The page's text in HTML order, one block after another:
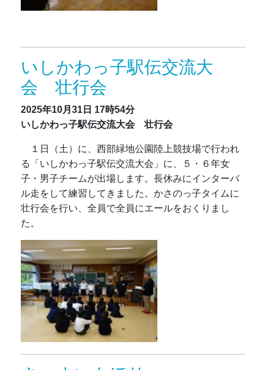
いしかわっ子駅伝交流大
会 壮行会
2025年10月31日 17時54分
いしかわっ子駅伝交流大会 壮行会
１日（土）に、西部緑地公園陸上競技場で行われ
る「いしかわっ子駅伝交流大会」に、５・６年女
子・男子チームが出場します。長休みにインターバ
ル走をして練習してきました。かさのっ子タイムに
壮行会を行い、全員で全員にエールをおくりまし
た。